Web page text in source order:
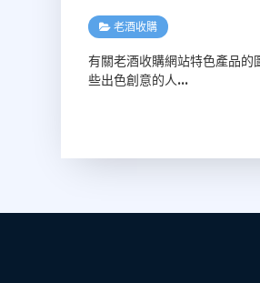
老酒收購
有關老酒收購網站特色產品的
些出色創意的人…